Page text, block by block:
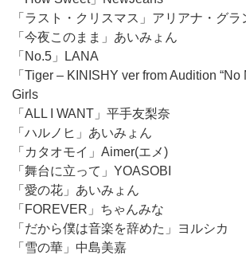
「ラスト・クリスマス」アリアナ・グラ
「今夜このまま」あいみょん
「No.5」LANA
「Tiger – KINISHY ver from Audition
Girls
「ALL I WANT」平手友梨奈
「ハルノヒ」あいみょん
「カタオモイ」Aimer(エメ)
「舞台に立って」YOASOBI
「愛の花」あいみょん
「FOREVER」ちゃんみな
「だから僕は音楽を辞めた」ヨルシカ
「雪の華」中島美嘉